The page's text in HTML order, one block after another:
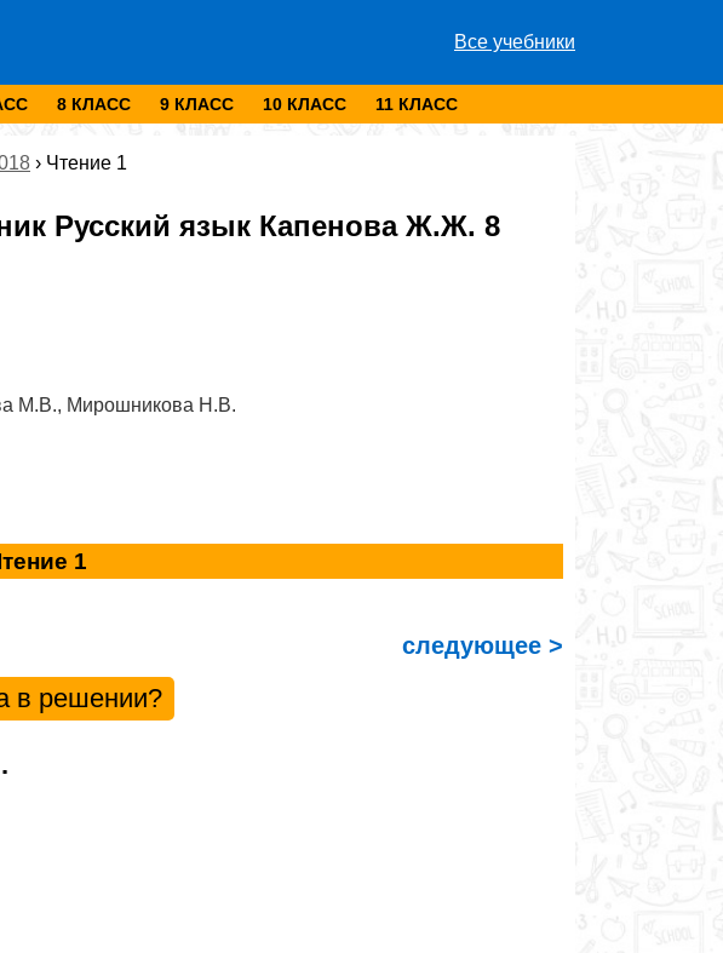
Все учебники
8 КЛАСС 9 КЛАСС 10 КЛАСС 11 КЛАСС
› Чтение 1
Русский язык Капенова Ж.Ж. 8
М.В., Мирошникова Н.В.
1
следующее >
в решении?